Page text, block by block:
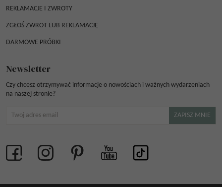
REKLAMACJE I ZWROTY
ZGŁOŚ ZWROT LUB REKLAMACJĘ
DARMOWE PRÓBKI
Newsletter
Czy chcesz otrzymywać informacje o nowościach i ważnych wydarzeniach
na naszej stronie?